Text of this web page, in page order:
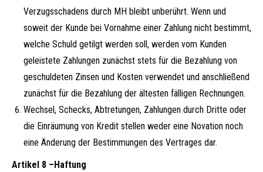
Verzugsschadens durch MH bleibt unberührt. Wenn und
soweit der Kunde bei Vornahme einer Zahlung nicht bestimmt,
welche Schuld getilgt werden soll, werden vom Kunden
geleistete Zahlungen zunächst stets für die Bezahlung von
geschuldeten Zinsen und Kosten verwendet und anschließend
zunächst für die Bezahlung der ältesten fälligen Rechnungen.
Wechsel, Schecks, Abtretungen, Zahlungen durch Dritte oder
die Einräumung von Kredit stellen weder eine Novation noch
eine Änderung der Bestimmungen des Vertrages dar.
Artikel 8 –Haftung